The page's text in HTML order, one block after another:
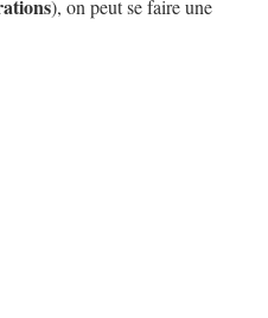
), on peut se faire une